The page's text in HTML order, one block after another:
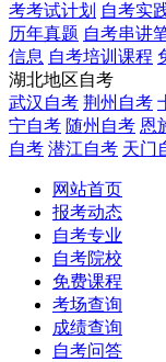
考考试计划 自考实
历年真题 自考串讲
信息 自考培训课程
湖北地区自考
武汉自考 荆州自考
宁自考 随州自考 恩
自考 潜江自考 天门
网站首页
报考动态
自考专业
自考院校
免费课程
考场查询
成绩查询
自考问答